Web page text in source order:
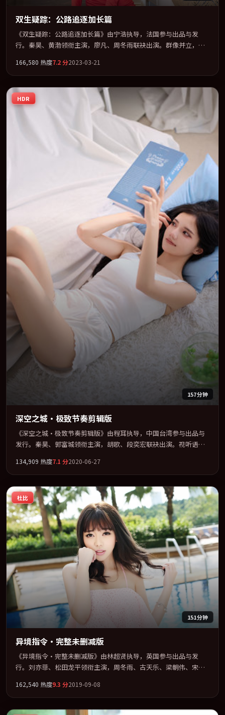
双生疑踪：公路追逐加长篇
《双生疑踪：公路追逐加长篇》由宁浩执导，法国参与出品与发
行。秦昊、黄渤领衔主演，廖凡、周冬雨联袂出演。群像并立，每
事、表演与视听上力求统一。定于 2023-03-05 在内地院线及主流平
台同步亮相，2023 年度话题片中口碑稳健，适合喜欢强情节与人物
弧光的观众完整观看。
166,580 热度7.2分2023-03-21
HDR
157分钟
深空之城·极致节奏剪辑版
《深空之城·极致节奏剪辑版》由程耳执导，中国台湾参与出品与
发行。秦昊、郭富城领衔主演，胡歌、段奕宏联袂出演。视听语言
架，在叙事、表演与视听上力求统一。定于 2020-03-06 在内地院线
及主流平台同步亮相，2020 年度话题片中口碑稳健，适合喜欢强情
节与人物弧光的观众完整观看。
134,909 热度7.1 分2020-06-27
杜比
151分钟
异境指令·完整未删减版
《异境指令·完整未删减版》由林超贤执导，英国参与出品与发
行。刘亦菲、松田龙平领衔主演，周冬雨、古天乐、梁朝伟、宋康
以「奇幻」类型为骨架，在叙事、表演与视听上力求统一。定于
2019-03-28 在内地院线及主流平台同步亮相，2019 年度话题片中口
碑稳健，适合喜欢强情节与人物弧光的观众完整观看。
162,540 热度9.3 分2019-09-08